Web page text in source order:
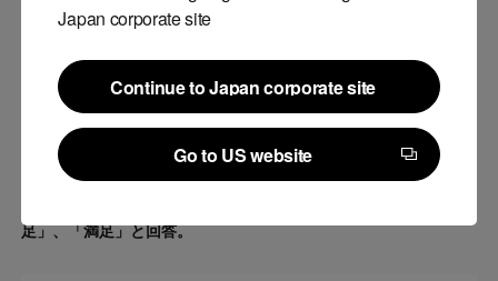
Japan corporate site
Continue to Japan corporate site
Continue to Japan corporate site
Go to US website
Go to US website
足」、「満足」と回答。